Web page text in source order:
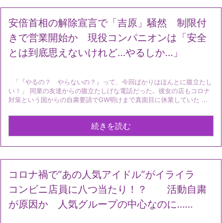
安倍首相の解除宣言で「吉原」騒然 制限付
きで営業開始か 現役コンパニオンは「安全
とは到底思えないけれど…やるしか…」
「『やるの？ やらないの？』って、今回ばかりはほんとに腹立たし
い！」 同業の友達からの腹立たしげな電話だった。彼女の店もコロナ
対策という国からの自粛要請でGW明けまで真面目に休業していた ...
続きを読む
コロナ禍で“あの人気アイドル”がイライラ
コンビニ店員に八つ当たり！？ 活動自粛
が原因か 人気グループの中心なのに……